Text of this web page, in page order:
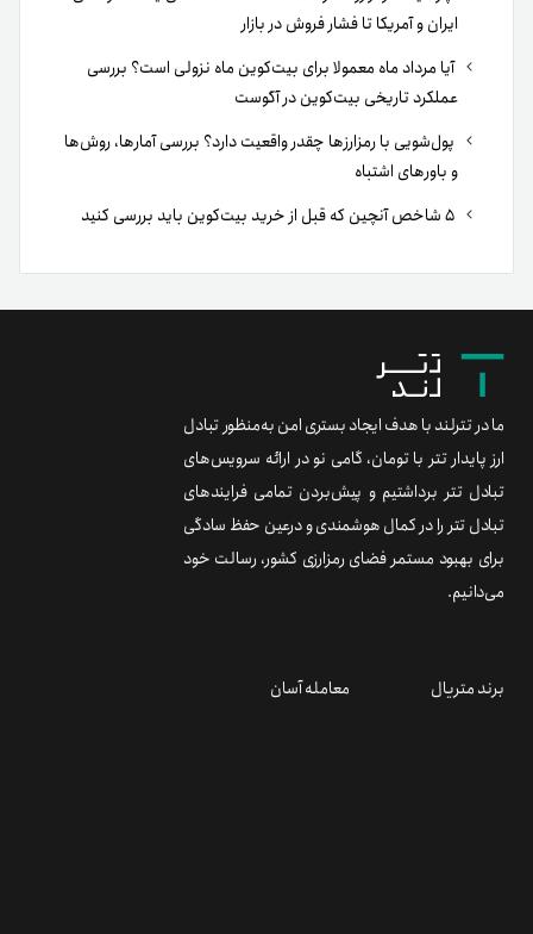
ایران و آمریکا تا فشار فروش در بازار
آیا مرداد ماه معمولا برای بیت‌کوین ماه نزولی است؟ بررسی
عملکرد تاریخی بیت‌کوین در آگوست
پول‌شویی با رمزارزها چقدر واقعیت دارد؟ بررسی آمارها، روش‌ها
و باورهای اشتباه
ما در تترلند با هدف ایجاد بستری امن به‌منظور تبادل
ارز پایدار تتر با تومان، گامی نو در ارائه سرویس‌های
تبادل تتر برداشتیم و پیش‌بردن تمامی فرایندهای
تبادل تتر را در کمال هوشمندی و درعین حفظ سادگی
برای بهبود مستمر فضای رمزارزی کشور، رسالت خود
می‌دانیم.
برند متریال معامله آسان